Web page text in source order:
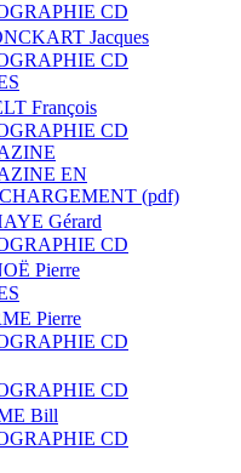
CD
Jacques
CD
François
CD
EN
(pdf)
Gérard
CD
Pierre
Pierre
CD
CD
Bill
CD